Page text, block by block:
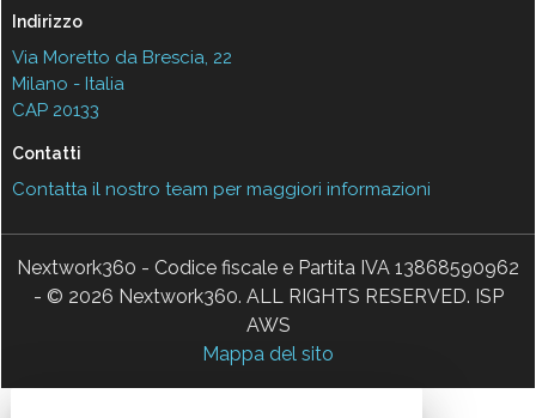
Indirizzo
Via Moretto da Brescia, 22
Milano - Italia
CAP 20133
Contatti
Contatta il nostro team per maggiori informazioni
Nextwork360 - Codice fiscale e Partita IVA 13868590962
- © 2026 Nextwork360. ALL RIGHTS RESERVED. ISP
AWS
Mappa del sito